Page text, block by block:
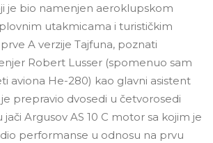
je bio namenjen aeroklupskom
utakmicama i turističkim
A verzije Tajfuna, poznati
Robert Lusser (spomenuo sam
aviona He-280) kao glavni asistent
prepravio dvosedi u četvorosedi
Argusov AS 10 C motor sa kojim je
performanse u odnosu na prvu